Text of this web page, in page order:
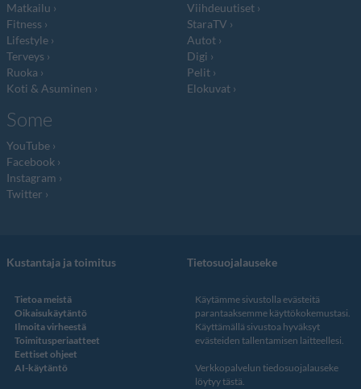
Matkailu
Fitness
Lifestyle
Terveys
Ruoka
Koti & Asuminen
Viihdeuutiset
StaraTV
Autot
Digi
Pelit
Elokuvat
Some
YouTube
Facebook
Instagram
Twitter
Kustantaja ja toimitus
Tietoa meistä
Oikaisukäytäntö
Ilmoita virheestä
Toimitusperiaatteet
Eettiset ohjeet
AI-käytäntö
Tietosuojalauseke
Käytämme sivustolla evästeitä
parantaaksemme käyttökokemustasi.
Käyttämällä sivustoa hyväksyt
evästeiden tallentamisen laitteellesi.
Verkkopalvelun tiedosuojalauseke
löytyy tästä.